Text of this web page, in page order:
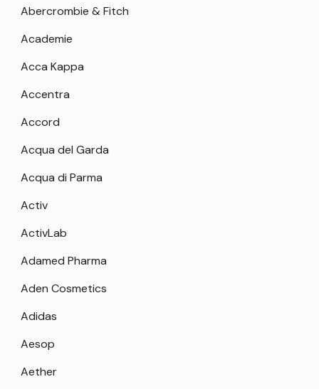
Abercrombie & Fitch
Academie
Acca Kappa
Accentra
Accord
Acqua del Garda
Acqua di Parma
Activ
ActivLab
Adamed Pharma
Aden Cosmetics
Adidas
Aesop
Aether